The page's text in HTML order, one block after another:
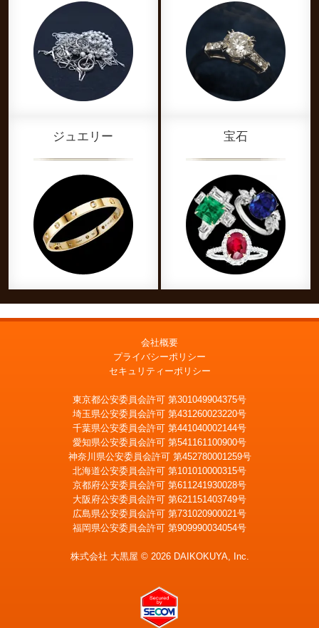
ジュエリー 宝石
会社概要
プライバシーポリシー
セキュリティーポリシー
東京都公安委員会許可 第301049904375号
埼玉県公安委員会許可 第431260023220号
千葉県公安委員会許可 第441040002144号
愛知県公安委員会許可 第541161100900号
神奈川県公安委員会許可 第452780001259号
北海道公安委員会許可 第101010000315号
京都府公安委員会許可 第611241930028号
大阪府公安委員会許可 第621151403749号
広島県公安委員会許可 第731020900021号
福岡県公安委員会許可 第909990034054号
株式会社 大黒屋 © 2026 DAIKOKUYA, Inc.